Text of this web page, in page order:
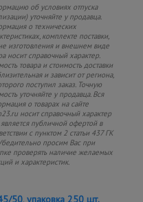
об условиях отпуска
уточняйте у продавца.
о технических
комплекте поставки,
изготовления и внешнем виде
носит справочный характер.
товара и стоимость доставки
и зависит от региона,
поступил заказ. Точную
уточняйте у продавца. Вся
о товарах на сайте
носит справочный характер
публичной офертой в
с пунктом 2 статьи 437 ГК
просим Вас при
проверять наличие желаемых
и характеристик.
50, упаковка 250 шт.